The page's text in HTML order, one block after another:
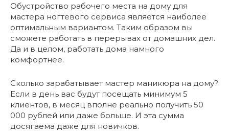
Обустройство рабочего места на дому для
мастера ногтевого сервиса является наиболее
оптимальным вариантом. Таким образом вы
сможете работать в перерывах от домашних дел.
Да и в целом, работать дома намного
комфортнее.
Сколько зарабатывает мастер маникюра на дому?
Если в день вас будут посещать минимум 5
клиентов, в месяц вполне реально получить 50
000 рублей или даже больше. И эта сумма
досягаема даже для новичков.